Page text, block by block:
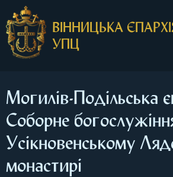
ВІННИЦЬКА
УПЦ
Могилів-Подільська
Соборне
Усікновенському
монастирі